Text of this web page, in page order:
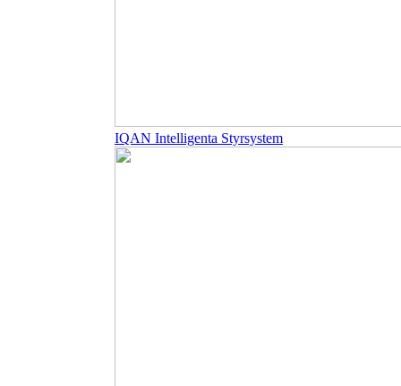
IQAN Intelligenta Styrsystem